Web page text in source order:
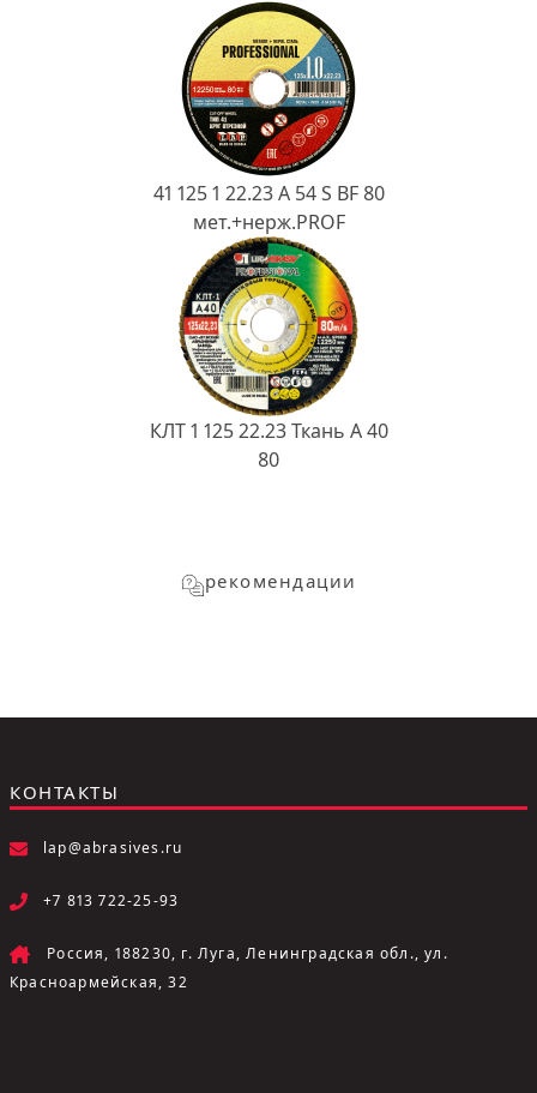
41 125 1 22.23 A 54 S BF 80
мет.+нерж.PROF
КЛТ 1 125 22.23 Ткань A 40
80
рекомендации
КОНТАКТЫ
lap@abrasives.ru
+7 813 722-25-93
Россия, 188230, г. Луга, Ленинградская обл., ул.
Красноармейская, 32